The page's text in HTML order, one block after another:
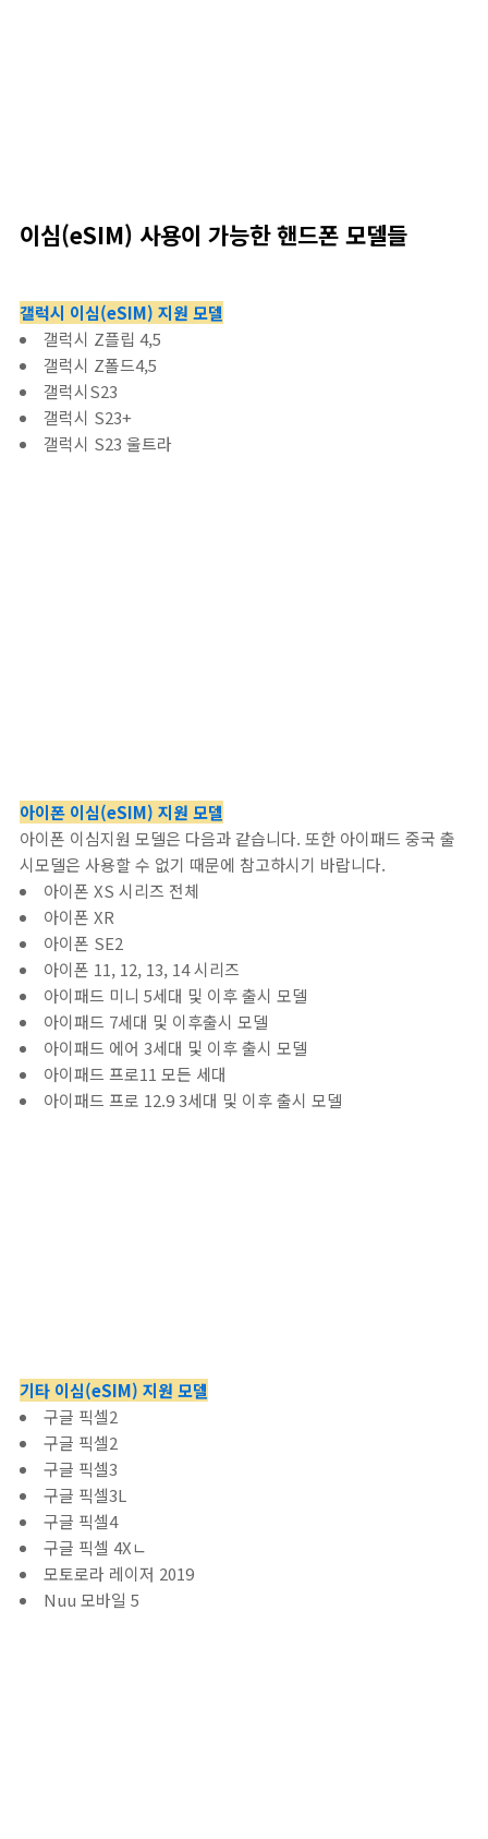
이심(eSIM) 사용이 가능한 핸드폰 모델들
갤럭시 이심(eSIM) 지원 모델
갤럭시 Z플립 4,5
갤럭시 Z폴드4,5
갤럭시S23
갤럭시 S23+
갤럭시 S23 울트라
아이폰 이심(eSIM) 지원 모델
아이폰 이심지원 모델은 다음과 같습니다. 또한 아이패드 중국 출
시모델은 사용할 수 없기 때문에 참고하시기 바랍니다.
아이폰 XS 시리즈 전체
아이폰 XR
아이폰 SE2
아이폰 11, 12, 13, 14 시리즈
아이패드 미니 5세대 및 이후 출시 모델
아이패드 7세대 및 이후출시 모델
아이패드 에어 3세대 및 이후 출시 모델
아이패드 프로11 모든 세대
아이패드 프로 12.9 3세대 및 이후 출시 모델
기타 이심(eSIM) 지원 모델
구글 픽셀2
구글 픽셀2
구글 픽셀3
구글 픽셀3L
구글 픽셀4
구글 픽셀 4Xㄴ
모토로라 레이저 2019
Nuu 모바일 5